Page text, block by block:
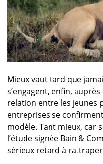
Mieux vaut tard que
s’engagent, enfin,
relation entre les jeunes
entreprises se
modèle. Tant mieux, car
l’étude signée Bain &
sérieux retard à